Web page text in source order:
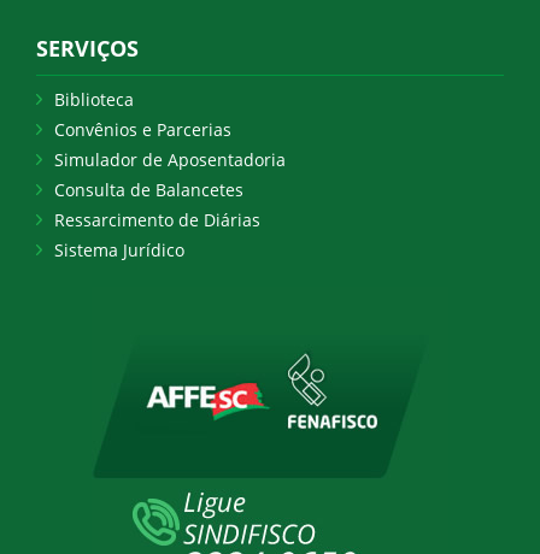
SERVIÇOS
Biblioteca
Convênios e Parcerias
Simulador de Aposentadoria
Consulta de Balancetes
Ressarcimento de Diárias
Sistema Jurídico